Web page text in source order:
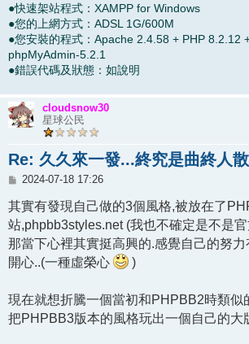
●快速架站程式：XAMPP for Windows
●您的上網方式：ADSL 1G/600M
●您安裝的程式：Apache 2.4.58 + PHP 8.2.12
phpMyAdmin-5.2.1
●錯誤代碼及狀態：如說明
cloudsnow30
星球公民
Re: 久久來一發...終究是曲終人
文
2024-07-18 17:26
其實有發現自己做的3個風格,被放在了
站,phpbb3styles.net (我也不確定是不是
那當下心裡其實挺高興的.感覺自己的努
開心..(一種虛榮心
)
現在就想折騰一個當初和PHPBB2時類似
把PHPBB3版本的風格玩出一個自己的大